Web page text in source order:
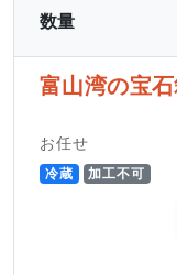
数量
富山湾の宝
お任せ
冷蔵 加工不可